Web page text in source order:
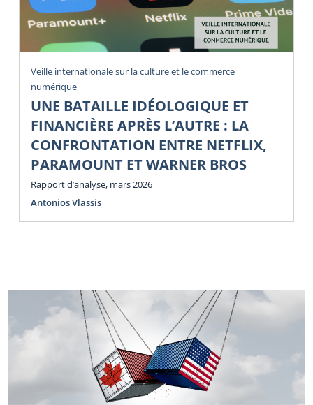
Veille internationale sur la culture et le commerce
numérique
UNE BATAILLE IDÉOLOGIQUE ET
FINANCIÈRE APRÈS L’AUTRE : LA
CONFRONTATION ENTRE NETFLIX,
PARAMOUNT ET WARNER BROS
Rapport d’analyse, mars 2026
Antonios Vlassis